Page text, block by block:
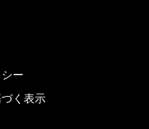
ー
く表示